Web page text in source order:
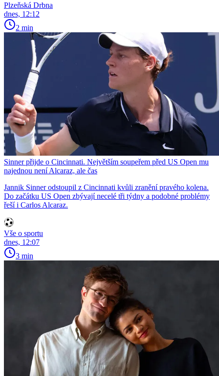
Plzeňská Drbna
dnes, 12:12
2 min
Sinner přijde o Cincinnati. Největším soupeřem před US Open mu
najednou není Alcaraz, ale čas
Jannik Sinner odstoupil z Cincinnati kvůli zranění pravého kolena.
Do začátku US Open zbývají necelé tři týdny a podobné problémy
řeší i Carlos Alcaraz.
Vše o sportu
dnes, 12:07
3 min